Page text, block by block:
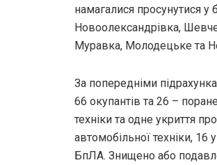
намагалися просунутися у
Новоолександрівка,
Муравка, Молодецьке та
За попередніми
66 окупантів та 26 –
техніки та одне укриття
автомобільної техніки, 16
БпЛА. Знищено або